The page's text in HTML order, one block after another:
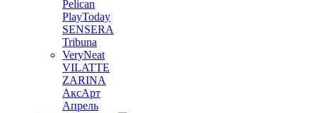
Pelican
PlayToday
SENSERA
Tribuna
VeryNeat
VILATTE
ZARINA
АксАрт
Апрель